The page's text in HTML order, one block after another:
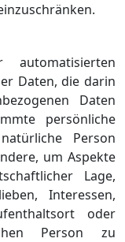
Daten, die darin
Daten
persönliche
Person
um Aspekte
Lage,
Interessen,
oder
Person zu